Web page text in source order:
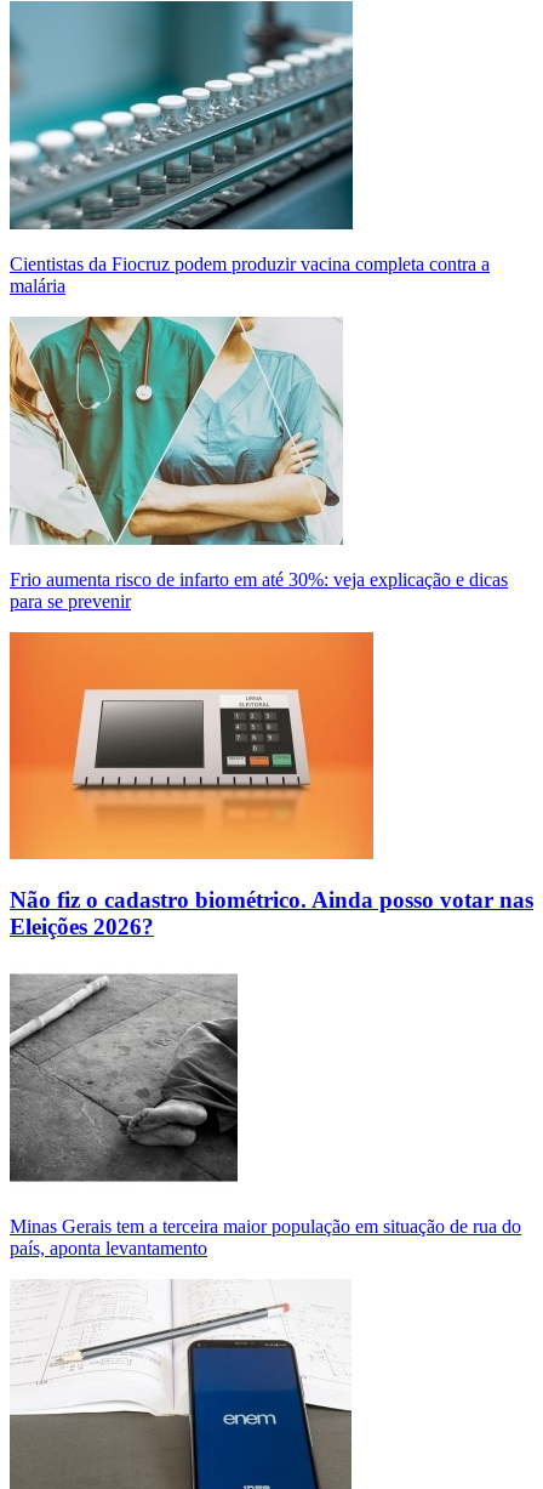
Cientistas da Fiocruz podem produzir vacina completa contra a
malária
Frio aumenta risco de infarto em até 30%: veja explicação e dicas
para se prevenir
Não fiz o cadastro biométrico. Ainda posso votar nas
Eleições 2026?
Minas Gerais tem a terceira maior população em situação de rua do
país, aponta levantamento